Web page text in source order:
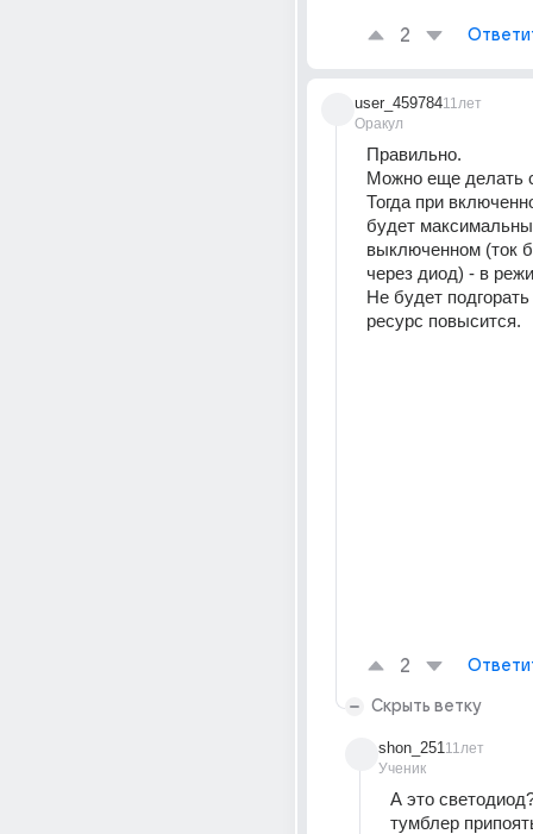
2
user_459784
Оракул
11лет
Правильно.
Можно еще делать
Тогда при
будет
выключенном (ток
через диод) - в
Не будет
ресурс повысится.
2
Скрыть ветку
shon_251
Ученик
11лет
А это
тумблер